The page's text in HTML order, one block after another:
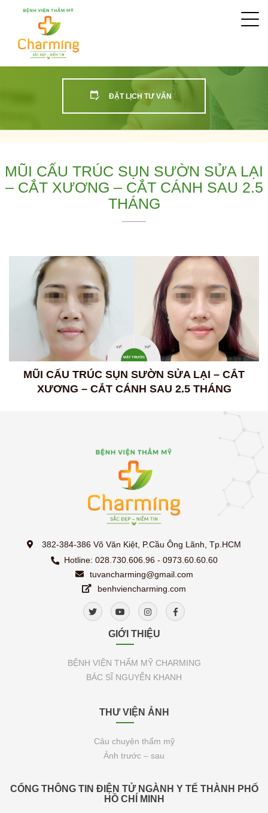
ĐẶT LỊCH TƯ VẤN
MŨI CẤU TRÚC SỤN SƯỜN SỬA LẠI
– CẮT XƯƠNG – CẮT CÁNH SAU 2.5
THÁNG
MẶT TRƯỚC
450 900
MŨI CẤU TRÚC SỤN SƯỜN SỬA LẠI – CẮT
XƯƠNG – CẮT CÁNH SAU 2.5 THÁNG
382-384-386 Võ Văn Kiệt, P.Cầu Ông Lãnh, Tp.HCM
Hotline: 028.730.606.96 - 0973.60.60.60
tuvancharming@gmail.com
benhviencharming.com
GIỚI THIỆU
BỆNH VIỆN THẨM MỸ CHARMING
BÁC SĨ NGUYỄN KHANH
THƯ VIỆN ẢNH
Câu chuyện thẩm mỹ
Ảnh trước – sau
CỔNG THÔNG TIN ĐIỆN TỬ NGÀNH Y TẾ THÀNH PHỐ
HỒ CHÍ MINH